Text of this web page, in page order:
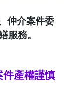
仲介案件委
服務。
產權謹慎